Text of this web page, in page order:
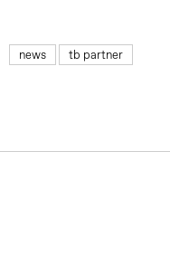
news tb partner